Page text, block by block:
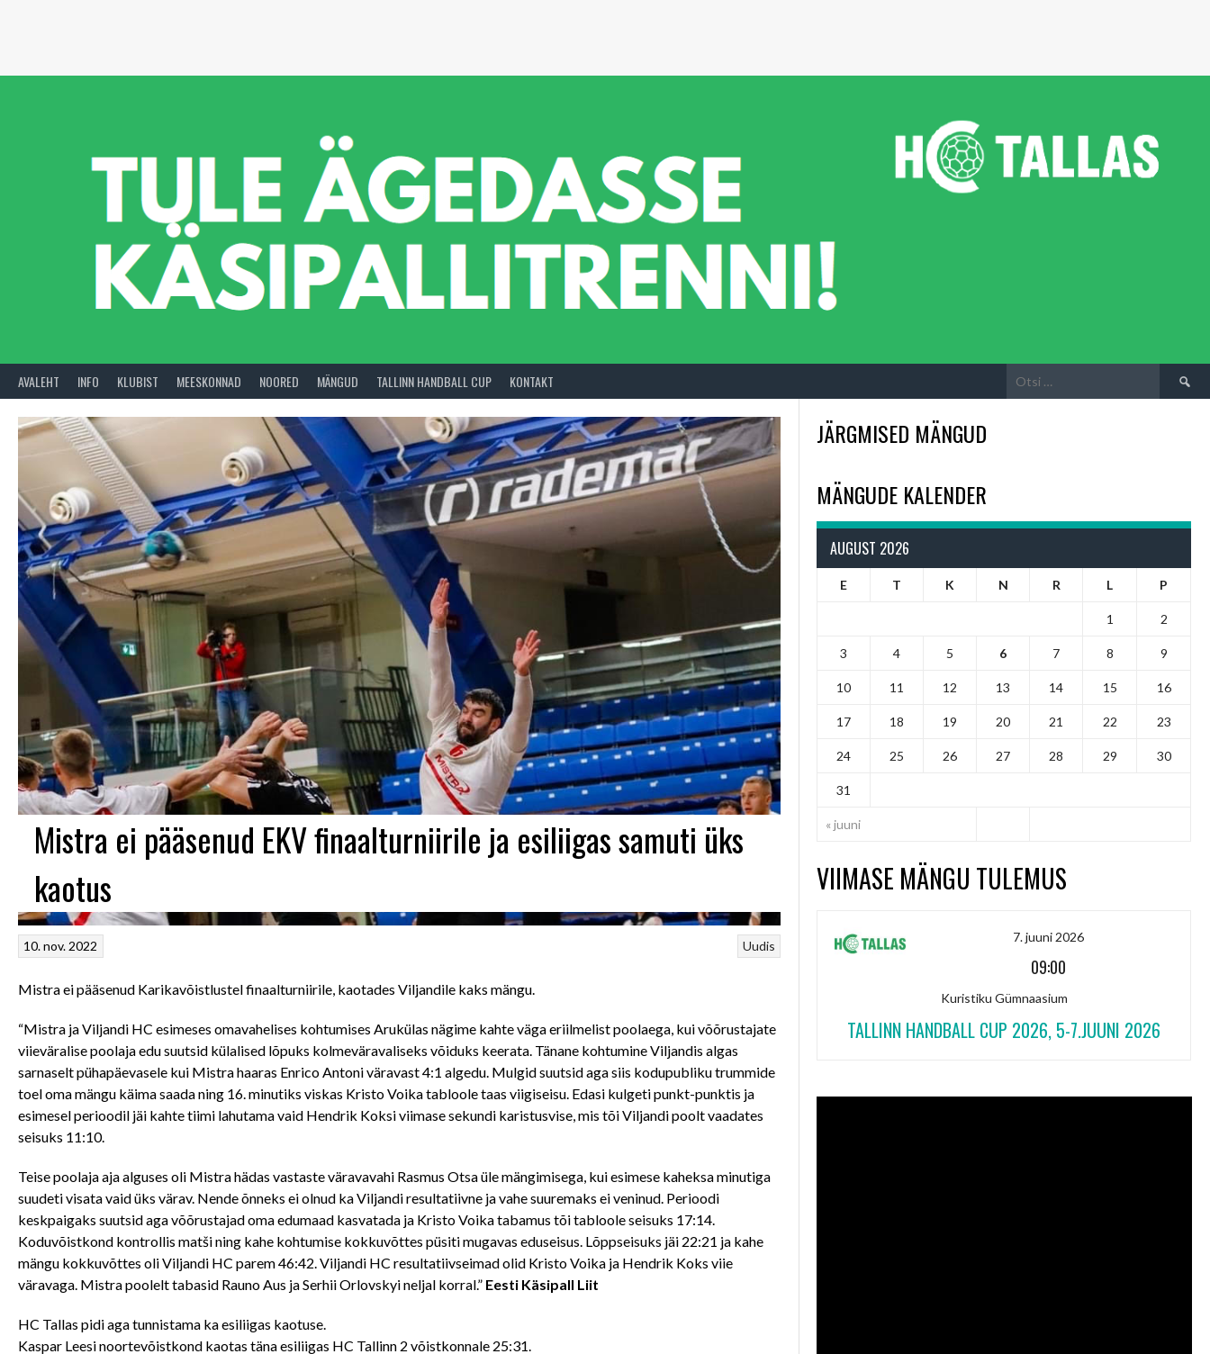
AVALEHT INFO KLUBIST MEESKONNAD NOORED MÄNGUD TALLINN HANDBALL CUP KONTAKT Otsi:
Mistra ei pääsenud EKV finaalturniirile ja esiliigas samuti üks
kaotus
Uudis
10. nov. 2022
Mistra ei pääsenud Karikavõistlustel finaalturniirile, kaotades Viljandile kaks mängu.
“Mistra ja Viljandi HC esimeses omavahelises kohtumises Arukülas nägime kahte väga eriilmelist poolaega, kui võõrustajate
viieväralise poolaja edu suutsid külalised lõpuks kolmeväravaliseks võiduks keerata. Tänane kohtumine Viljandis algas
sarnaselt pühapäevasele kui Mistra haaras Enrico Antoni väravast 4:1 algedu. Mulgid suutsid aga siis kodupubliku trummide
toel oma mängu käima saada ning 16. minutiks viskas Kristo Voika tabloole taas viigiseisu. Edasi kulgeti punkt-punktis ja
esimesel perioodil jäi kahte tiimi lahutama vaid Hendrik Koksi viimase sekundi karistusvise, mis tõi Viljandi poolt vaadates
seisuks 11:10.
Teise poolaja aja alguses oli Mistra hädas vastaste väravavahi Rasmus Otsa üle mängimisega, kui esimese kaheksa minutiga
suudeti visata vaid üks värav. Nende õnneks ei olnud ka Viljandi resultatiivne ja vahe suuremaks ei veninud. Perioodi
keskpaigaks suutsid aga võõrustajad oma edumaad kasvatada ja Kristo Voika tabamus tõi tabloole seisuks 17:14.
Koduvõistkond kontrollis matši ning kahe kohtumise kokkuvõttes püsiti mugavas eduseisus. Lõppseisuks jäi 22:21 ja kahe
mängu kokkuvõttes oli Viljandi HC parem 46:42. Viljandi HC resultatiivseimad olid Kristo Voika ja Hendrik Koks viie
väravaga. Mistra poolelt tabasid Rauno Aus ja Serhii Orlovskyi neljal korral.” Eesti Käsipall Liit
HC Tallas pidi aga tunnistama ka esiliigas kaotuse.
Kaspar Leesi noortevõistkond kaotas täna esiliigas HC Tallinn 2 võistkonnale 25:31.
JÄRGMISED MÄNGUD
MÄNGUDE KALENDER
AUGUST 2026
E T K N R L P
« juuni
1 2
3 4 5 6 7 8 9
10 11 12 13 14 15 16
17 18 19 20 21 22 23
24 25 26 27 28 29 30
31
VIIMASE MÄNGU TULEMUS
7. juuni 2026
09:00
Kuristiku Gümnaasium
TALLINN HANDBALL CUP 2026, 5-7.JUUNI 2026